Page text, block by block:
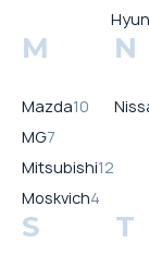
M
Mazda10
MG7
Mitsubishi12
Moskvich4
N
S T